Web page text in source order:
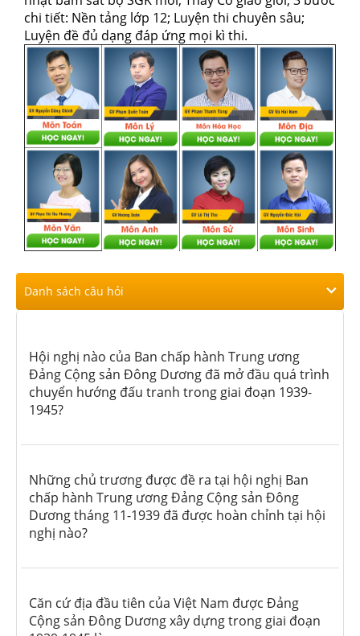
chi tiết: Nền tảng lớp 12; Luyện thi chuyên sâu;
Luyện đề đủ dạng đáp ứng mọi kì thi.
Danh sách câu hỏi
Hội nghị nào của Ban chấp hành Trung ương
Đảng Cộng sản Đông Dương đã mở đầu quá trình
chuyển hướng đấu tranh trong giai đoạn 1939-
1945?
Những chủ trương được đề ra tại hội nghị Ban
chấp hành Trung ương Đảng Cộng sản Đông
Dương tháng 11-1939 đã được hoàn chỉnh tại hội
nghị nào?
Căn cứ địa đầu tiên của Việt Nam được Đảng
Cộng sản Đông Dương xây dựng trong giai đoạn